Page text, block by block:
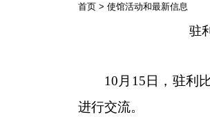
首页 > 使馆活动和最新信息
驻
10月15日，驻利
进行交流。